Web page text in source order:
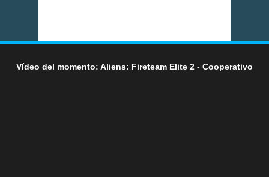
Vídeo del momento: Aliens: Fireteam Elite 2 - Cooperativo